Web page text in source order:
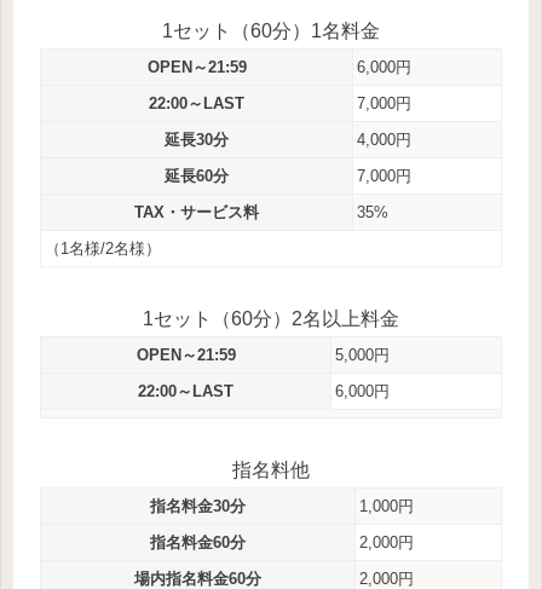
1セット（60分）1名料金
OPEN～21:59
6,000円
22:00～LAST
7,000円
延長30分
4,000円
延長60分
7,000円
TAX・サービス料
35%
（1名様/2名様）
1セット（60分）2名以上料金
OPEN～21:59
5,000円
22:00～LAST
6,000円
指名料他
指名料金30分
1,000円
指名料金60分
2,000円
場内指名料金60分
2,000円